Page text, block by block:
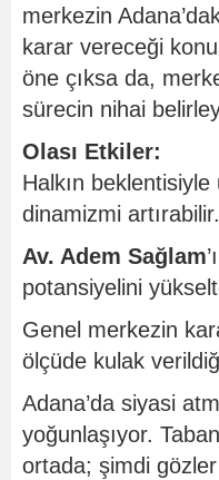
merkezin
karar vereceği
öne çıksa da,
sürecin nihai
Olası Etkiler:
Halkın
dinamizmi artırabilir.
Av. Adem Sağlam
potansiyelini
Genel merkezin
ölçüde kulak
Adana’da siyasi
yoğunlaşıyor.
ortada; şimdi